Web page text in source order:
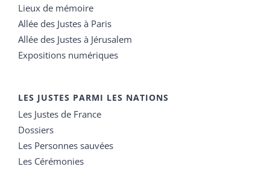
Lieux de mémoire
Allée des Justes à Paris
Allée des Justes à Jérusalem
Expositions numériques
LES JUSTES PARMI LES NATIONS
Les Justes de France
Dossiers
Les Personnes sauvées
Les Cérémonies